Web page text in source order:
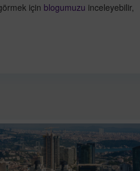
için blogumuzu inceleyebilir,